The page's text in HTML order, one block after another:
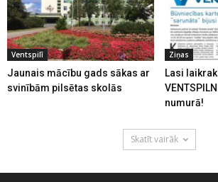
Ventspilī
Jaunais mācību gads sākas ar
svinībām pilsētas skolās
Ziņas
Lasi
numurā!
Skatīt vairāk